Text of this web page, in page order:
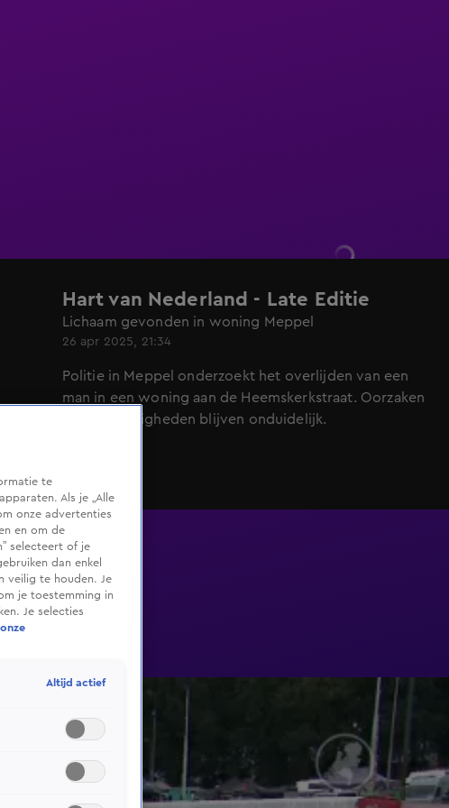
Hart van Nederland - Late Editie
Lichaam gevonden in woning Meppel
26 apr 2025, 21:34
Politie in Meppel onderzoekt het overlijden van een
man in een woning aan de Heemskerkstraat. Oorzaken
en omstandigheden blijven onduidelijk.
te
Als je „Alle
onze advertenties
en om de
selecteert of je
dan enkel
veilig te houden. Je
je toestemming in
Je selecties
Altijd actief